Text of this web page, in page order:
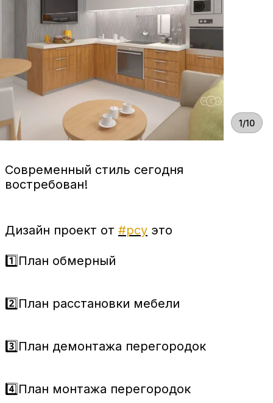
1/10
Современный стиль сегодня
востребован!
Дизайн проект от #рсу это
1️⃣План обмерный
2️⃣План расстановки мебели
3️⃣План демонтажа перегородок
4️⃣План монтажа перегородок